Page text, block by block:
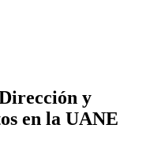
y
en la UANE